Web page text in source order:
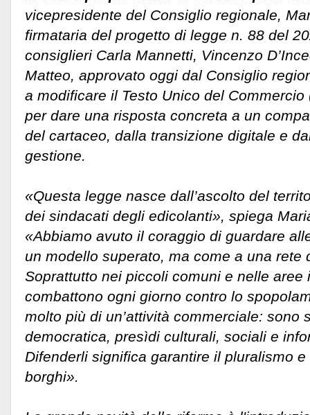
vicepresidente del Consiglio regionale,
firmataria del progetto di legge n. 88 del
consiglieri Carla Mannetti, Vincenzo
Matteo, approvato oggi dal Consiglio
a modificare il Testo Unico del
per dare una risposta concreta a un
del cartaceo, dalla transizione digitale e
gestione.
«Questa legge nasce dall’ascolto del
dei sindacati degli edicolanti», spiega
«Abbiamo avuto il coraggio di guardare
un modello superato, ma come a una rete
Soprattutto nei piccoli comuni e nelle aree
combattono ogni giorno contro lo
molto più di un’attività commerciale: sono
democratica, presìdi culturali, sociali e
Difenderli significa garantire il pluralismo
borghi».